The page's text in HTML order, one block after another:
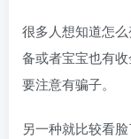
很多人想知道怎
备或者宝宝也有
要注意有骗子。
另一种就比较看